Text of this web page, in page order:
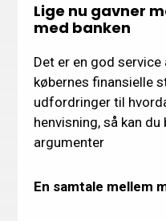
Lige nu gavner
med banken
Det er en god
købernes finansielle
udfordringer til
henvisning, så kan
argumenter
En samtale mellem